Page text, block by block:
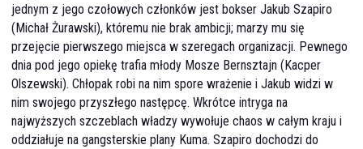
jednym z jego czołowych członków jest bokser Jakub Szapiro
(Michał Żurawski), któremu nie brak ambicji; marzy mu się
przejęcie pierwszego miejsca w szeregach organizacji. Pewnego
dnia pod jego opiekę trafia młody Mosze Bernsztajn (Kacper
Olszewski). Chłopak robi na nim spore wrażenie i Jakub widzi w
nim swojego przyszłego następcę. Wkrótce intryga na
najwyższych szczeblach władzy wywołuje chaos w całym kraju i
oddziałuje na gangsterskie plany Kuma. Szapiro dochodzi do